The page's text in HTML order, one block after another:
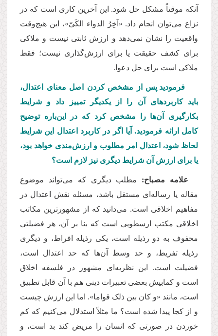
آنکه موقتاً مشکل حل شود. این آخرین کاری است که در
نزاع میتوان انجام داد. «آخِرُ الدواء الکَیّ»، این هیچوقت
واقعیت را نشان نمیدهد و ارزش ثابتی نیست و ملاکی
برای کشف حقیقت یا برای ارزشگذاری نیست؛ فقط
ملاکی است برای حل دعوا.
فرمودید پس از مشخص کردن اصل معنای اعتدال،
باید کاربردهای آن را از یکدیگر تمییز داد و شرایط
بكارگیری آنها را مشخص کرد که در اینباره توضیح
کامل ارائه فرمودید. آیا اگر در کاربرد اعتدال این شرایط
لحاظ شود، اعتدال امر مطلوب و ارزشمندی خواهد بود،
یا برای ارزش آن شرایط دیگری نیز لازم است؟
علامه مصباح: مطلب دیگری که میتواند موضوع
مقاله یا رساله ای مستقل باشد، مسئله نقش اعتدال در
مفاهیم اخلاقی است. میدانید که از مشهورترین مکاتب
اخلاقی مکتب ارسطویی است که بنا بر آن، هر فضیلتی
محفوف به دو رذیله است، یکی رذیله افراط، و دیگری
رذیله تفریط، و حد وسط آنها که حد اعتدال است،
فضیلت است. این نظریه ای مشهور در فلسفه اخلاق
است و کمابیش بعضی تعبیرات دینی هم با آن قابل تطبیق
است، مانند «و کان بین ذلک قواما». اما این ارزش چیست
و از کجا پیدا شده است؟ ما مثلاً استدلال میکنیم که کم
خوردن در صورتی که انسان را مریض کند بد است، و